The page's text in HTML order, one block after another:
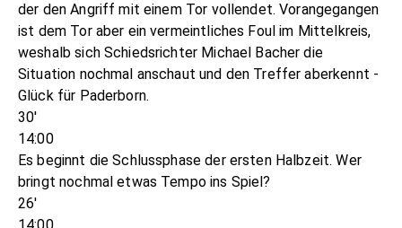
der den Angriff mit einem Tor vollendet. Vorangegangen
ist dem Tor aber ein vermeintliches Foul im Mittelkreis,
weshalb sich Schiedsrichter Michael Bacher die
Situation nochmal anschaut und den Treffer aberkennt -
Glück für Paderborn.
30'
14:00
Es beginnt die Schlussphase der ersten Halbzeit. Wer
bringt nochmal etwas Tempo ins Spiel?
26'